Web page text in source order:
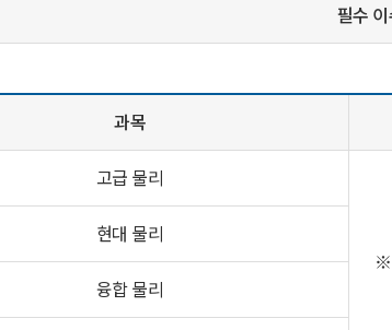
필수
과목
고급 물리
※
현대 물리
융합 물리